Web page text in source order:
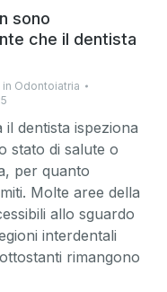
sono
che il dentista
Odontoiatria
dentista ispeziona
stato di salute o
per quanto
Molte aree della
allo sguardo
interdentali
rimangono